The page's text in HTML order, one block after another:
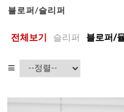
블로퍼/슬리퍼
전체보기 슬리퍼 블로퍼/